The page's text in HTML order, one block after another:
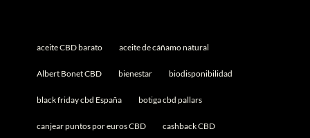
aceite CBD barato aceite de cáñamo natural
Albert Bonet CBD bienestar biodisponibilidad
black friday cbd España botiga cbd pallars
canjear puntos por euros CBD cashback CBD